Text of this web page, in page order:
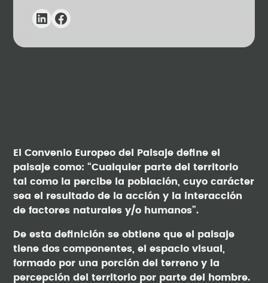
El Convenio Europeo del Paisaje define el
paisaje como: “Cualquier parte del territorio
tal como la percibe la población, cuyo carácter
sea el resultado de la acción y la interacción
de factores naturales y/o humanos”.
De esta definición se obtiene que el paisaje
tiene dos componentes, el espacio visual,
formado por una porción del terreno y la
percepción del territorio por parte del hombre.